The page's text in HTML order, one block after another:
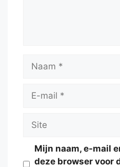
Naam
Site
Mijn naam, e-mail
deze browser voor